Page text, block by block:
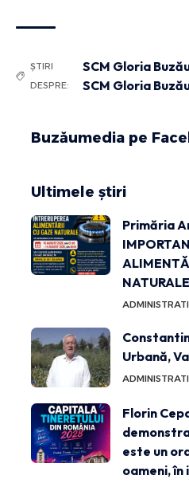
ȘTIRI
DESPRE:
SCM Gloria
SCM Gloria
Buzăumedia pe
Ultimele știri
Primăria
NATURALE
Urbană,
Florin
este un
oameni, în